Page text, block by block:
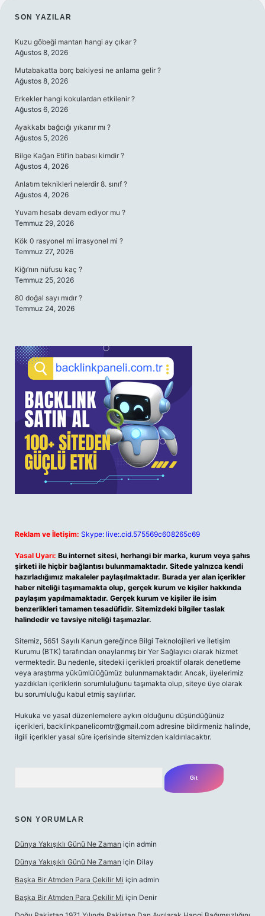
SIDEBAR
SON YAZILAR
Kuzu göbeği mantarı hangi ay çıkar ?
Ağustos 8, 2026
Mutabakatta borç bakiyesi ne anlama gelir ?
Ağustos 8, 2026
Erkekler hangi kokulardan etkilenir ?
Ağustos 6, 2026
Ayakkabı bağcığı yıkanır mı ?
Ağustos 5, 2026
Bilge Kağan Etil’in babası kimdir ?
Ağustos 4, 2026
Anlatım teknikleri nelerdir 8. sınıf ?
Ağustos 4, 2026
Yuvam hesabı devam ediyor mu ?
Temmuz 29, 2026
Kök 0 rasyonel mi irrasyonel mi ?
Temmuz 27, 2026
Kiğı’nın nüfusu kaç ?
Temmuz 25, 2026
80 doğal sayı mıdır ?
Temmuz 24, 2026
Reklam ve İletişim: Skype: live:.cid.575569c608265c69
Yasal Uyarı: Bu internet sitesi, herhangi bir marka, kurum veya şahıs
şirketi ile hiçbir bağlantısı bulunmamaktadır. Sitede yalnızca kendi
hazırladığımız makaleler paylaşılmaktadır. Burada yer alan içerikler
haber niteliği taşımamakta olup, gerçek kurum ve kişiler hakkında
paylaşım yapılmamaktadır. Gerçek kurum ve kişiler ile isim
benzerlikleri tamamen tesadüfidir. Sitemizdeki bilgiler taslak
halindedir ve tavsiye niteliği taşımazlar.
Sitemiz, 5651 Sayılı Kanun gereğince Bilgi Teknolojileri ve İletişim
Kurumu (BTK) tarafından onaylanmış bir Yer Sağlayıcı olarak hizmet
vermektedir. Bu nedenle, sitedeki içerikleri proaktif olarak denetleme
veya araştırma yükümlülüğümüz bulunmamaktadır. Ancak, üyelerimiz
yazdıkları içeriklerin sorumluluğunu taşımakta olup, siteye üye olarak
bu sorumluluğu kabul etmiş sayılırlar.
Hukuka ve yasal düzenlemelere aykırı olduğunu düşündüğünüz
içerikleri, backlinkpanelicomtr@gmail.com adresine bildirmeniz halinde,
ilgili içerikler yasal süre içerisinde sitemizden kaldırılacaktır.
SON YORUMLAR
Dünya Yakışıklı Günü Ne Zaman için admin
Dünya Yakışıklı Günü Ne Zaman için Dilay
Başka Bir Atmden Para Çekilir Mi için admin
Başka Bir Atmden Para Çekilir Mi için Denir